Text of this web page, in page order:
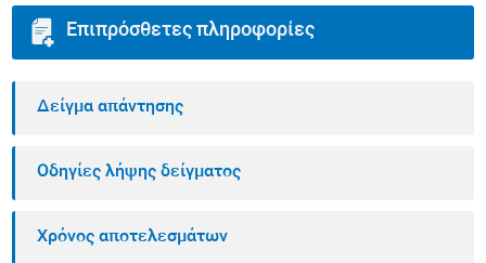
Επιπρόσθετες πληροφορίες
Δείγμα απάντησης
Οδηγίες λήψης δείγματος
Χρόνος αποτελεσμάτων